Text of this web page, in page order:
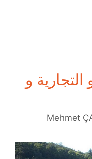
و
Mehmet